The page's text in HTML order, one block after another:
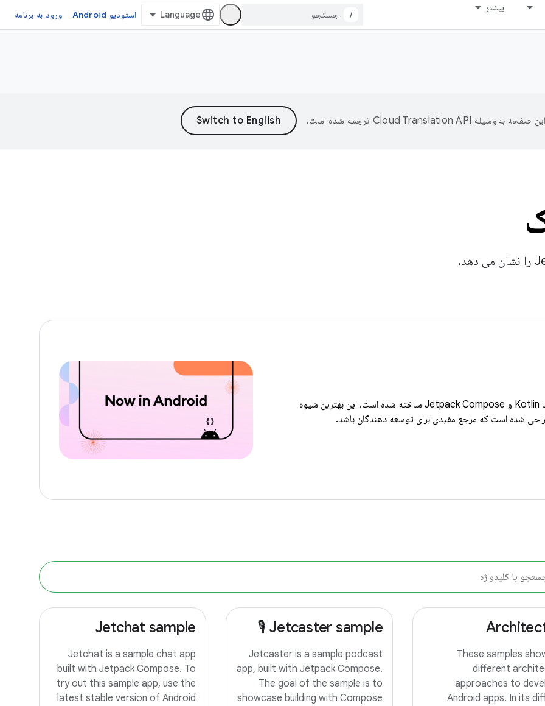
بیشتر
/ استودیو Android ورود به برنامه
این صفحه به‌وسیله ترجمه شده است.
Now in Android یک برنامه اندروید کاملاً کاربردی است که با Kotlin و Jetpack Compose ساخته شده است. این بهترین شیوه
شده است که مرجع مفیدی برای توسعه دهندگان باشد.
These samples
different
approaches to
Android apps. In its
Jetcaster sample 🎙️
Jetcaster is a sample podcast
app, built with Jetpack Compose.
The goal of the sample is to
showcase building with Compose
Jetchat sample
Jetchat is a sample chat app
built with Jetpack Compose. To
try out this sample app, use the
latest stable version of Android